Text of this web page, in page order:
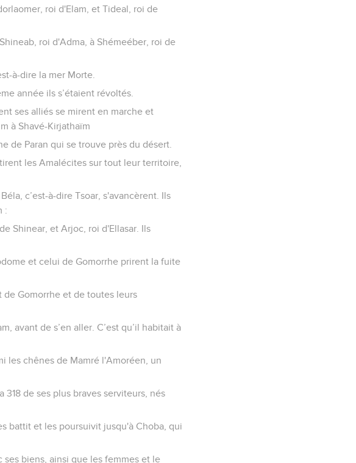
roi d'Elam, et Tideal, roi de
roi d'Adma, à Shémeéber, roi de
à-dire la mer Morte.
année ils s’étaient révoltés.
ses alliés se mirent en marche et
à Shavé-Kirjathaïm
de Paran qui se trouve près du désert.
les Amalécites sur tout leur territoire,
c’est-à-dire Tsoar, s'avancèrent. Ils
:
Shinear, et Arjoc, roi d'Ellasar. Ils
et celui de Gomorrhe prirent la fuite
de Gomorrhe et de toutes leurs
avant de s’en aller. C’est qu’il habitait à
les chênes de Mamré l'Amoréen, un
de ses plus braves serviteurs, nés
battit et les poursuivit jusqu'à Choba, qui
ses biens, ainsi que les femmes et le